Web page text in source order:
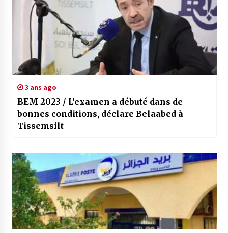
3 ans ago
BEM 2023 / L’examen a débuté dans de
bonnes conditions, déclare Belaabed à
Tissemsilt